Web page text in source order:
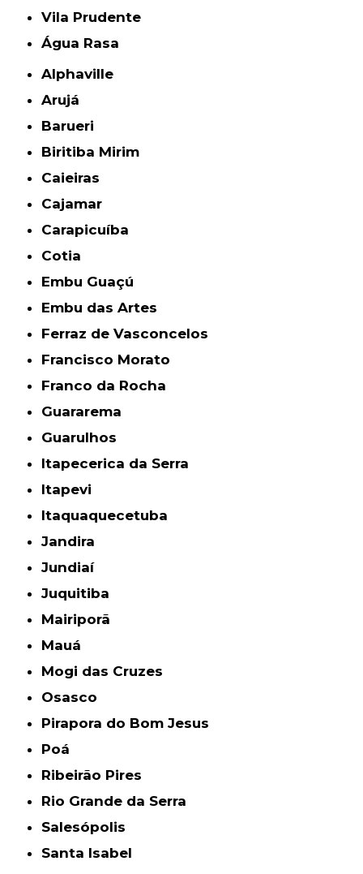
Vila Prudente
Água Rasa
Alphaville
Arujá
Barueri
Biritiba Mirim
Caieiras
Cajamar
Carapicuíba
Cotia
Embu Guaçú
Embu das Artes
Ferraz de Vasconcelos
Francisco Morato
Franco da Rocha
Guararema
Guarulhos
Itapecerica da Serra
Itapevi
Itaquaquecetuba
Jandira
Jundiaí
Juquitiba
Mairiporã
Mauá
Mogi das Cruzes
Osasco
Pirapora do Bom Jesus
Poá
Ribeirão Pires
Rio Grande da Serra
Salesópolis
Santa Isabel